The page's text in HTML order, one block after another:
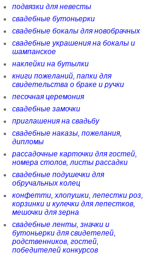
подвязки для невесты
свадебные бутоньерки
свадебные бокалы для новобрачных
свадебные украшения на бокалы и
шампанское
наклейки на бутылки
книги пожеланий, папки для
свидетельства о браке и ручки
песочная церемония
свадебные замочки
приглашения на свадьбу
свадебные наказы, пожелания,
дипломы
рассадочные карточки для гостей,
номера столов, листы рассадки
свадебные подушечки для
обручальных колец
конфетти, хлопушки, лепестки роз,
корзинки и кулечки для лепестков,
мешочки для зерна
свадебные ленты, значки и
бутоньерки для свидетелей,
родственников, гостей,
победителей конкурсов